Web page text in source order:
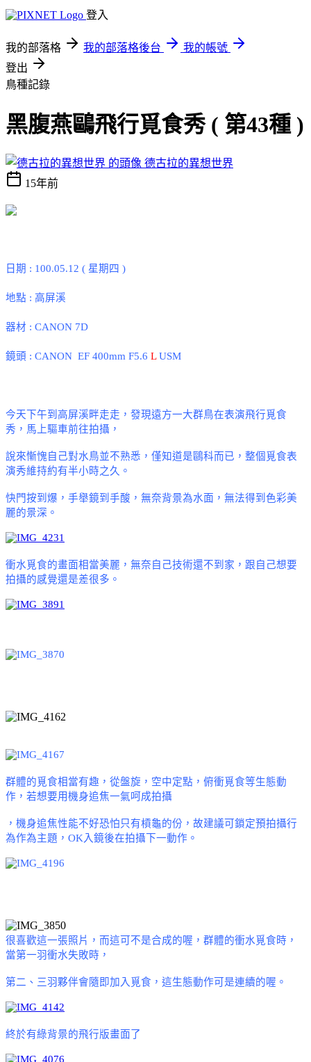
登入
我的部落格 我的部落格後台
我的帳號
登出
鳥種記錄
黑腹燕鷗飛行覓食秀 ( 第43種 )
德古拉的異想世界
15年前
日期 : 100.05.12 ( 星期四 )
地點 : 高屏溪
器材 : CANON 7D
鏡頭 : CANON EF 400mm F5.6 LUSM
今天下午到高屏溪畔走走，發現遠方一大群鳥在表演飛行覓食
秀，馬上驅車前往拍攝，
說來慚愧自己對水鳥並不熟悉，僅知道是鷗科而已，整個覓食表
演秀維持約有半小時之久。
快門按到爆，手舉鏡到手酸，無奈背景為水面，無法得到色彩美
麗的景深。
衝水覓食的畫面相當美麗，無奈自己技術還不到家，跟自己想要
拍攝的感覺還是差很多。
群體的覓食相當有趣，從盤旋，空中定點，俯衝覓食等生態動
作，若想要用機身追焦一氣呵成拍攝
，機身追焦性能不好恐怕只有槓龜的份，故建議可鎖定預拍攝行
為作為主題， OK 入鏡後在拍攝下一動作。
很喜歡這一張照片，而這可不是合成的喔，群體的衝水覓食時，
當第一羽衝水失敗時，
第二、三羽夥伴會隨即加入覓食，這生態動作可是連續的喔。
終於有綠背景的飛行版畫面了